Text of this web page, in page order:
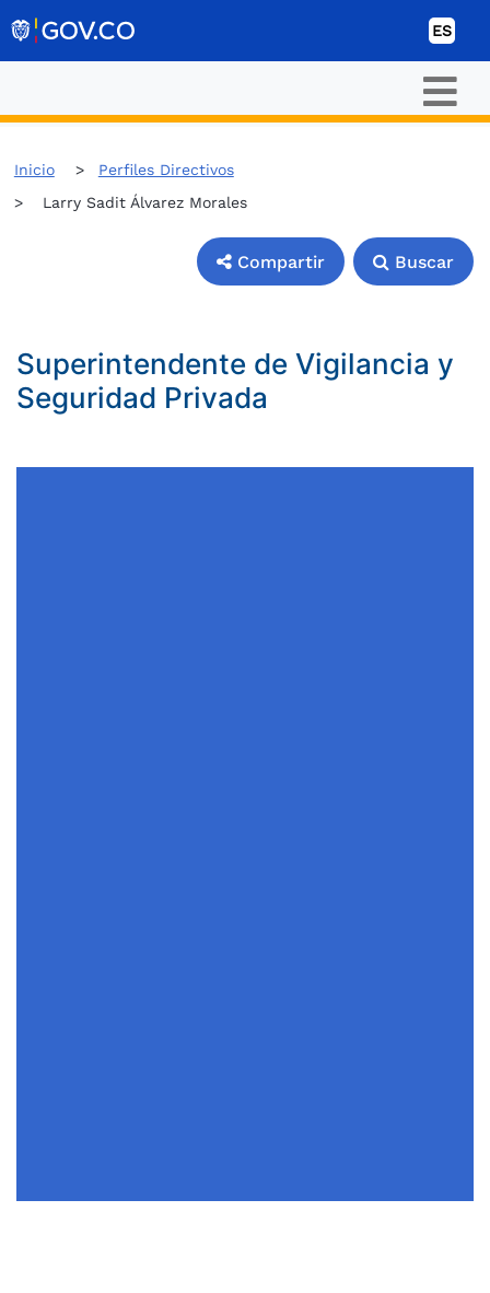
ES
Inicio
Perfiles Directivos
Larry Sadit Álvarez Morales
Compartir Buscar
Superintendente de Vigilancia y
Seguridad Privada